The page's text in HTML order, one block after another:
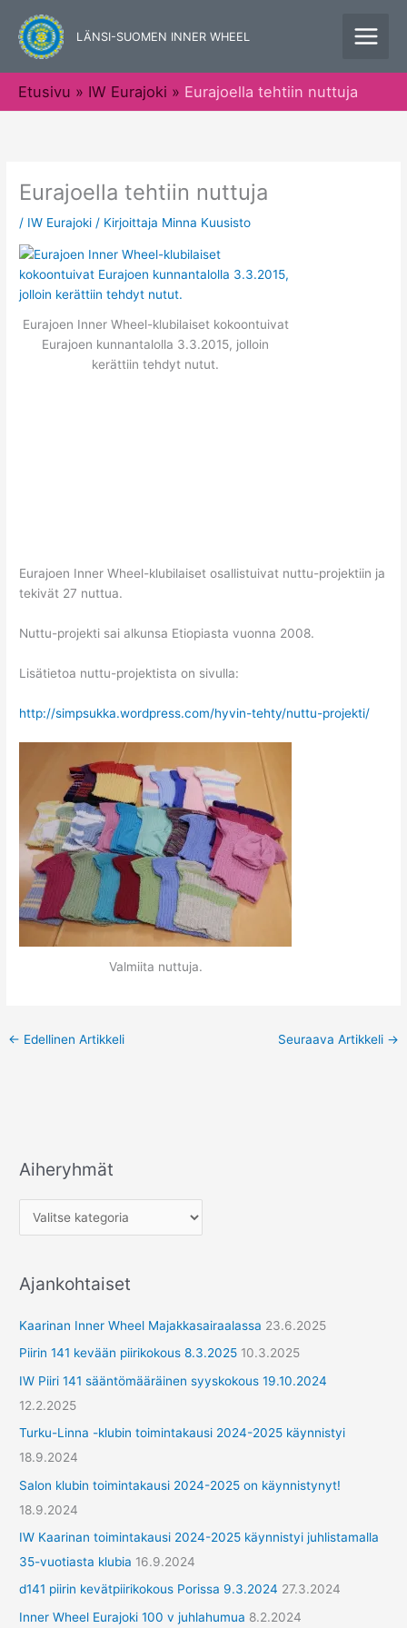
sisältöön
LÄNSI-SUOMEN INNER WHEEL
Etusivu IW Eurajoki Eurajoella tehtiin nuttuja
Eurajoella tehtiin nuttuja
/ IW Eurajoki / Kirjoittaja Minna Kuusisto
Eurajoen Inner Wheel-klubilaiset kokoontuivat
Eurajoen kunnantalolla 3.3.2015, jolloin
kerättiin tehdyt nutut.
Eurajoen Inner Wheel-klubilaiset osallistuivat nuttu-projektiin ja
tekivät 27 nuttua.
Nuttu-projekti sai alkunsa Etiopiasta vuonna 2008.
Lisätietoa nuttu-projektista on sivulla:
http://simpsukka.wordpress.com/hyvin-tehty/nuttu-projekti/
Valmiita nuttuja.
← Edellinen Artikkeli Seuraava Artikkeli →
Aiheryhmät
A
y
t
Ajankohtaiset
Kaarinan Inner Wheel Majakkasairaalassa 23.6.2025
Piirin 141 kevään piirikokous 8.3.2025 10.3.2025
IW Piiri 141 sääntömääräinen syyskokous 19.10.2024
12.2.2025
Turku-Linna -klubin toimintakausi 2024-2025 käynnistyi
18.9.2024
Salon klubin toimintakausi 2024-2025 on käynnistynyt!
18.9.2024
IW Kaarinan toimintakausi 2024-2025 käynnistyi juhlistamalla
35-vuotiasta klubia 16.9.2024
d141 piirin kevätpiirikokous Porissa 9.3.2024 27.3.2024
Inner Wheel Eurajoki 100 v juhlahumua 8.2.2024